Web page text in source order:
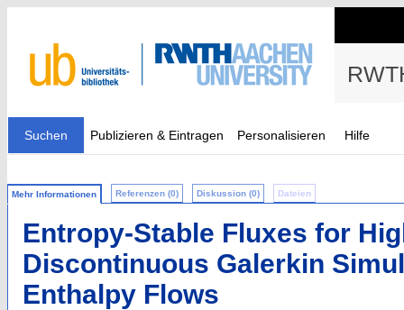
Suchen Publizieren & Eintragen Personalisieren Hilfe
Mehr Informationen Referenzen (0) Diskussion (0) Dateien
Entropy-Stable Fluxes for
Discontinuous Galerkin
Enthalpy Flows